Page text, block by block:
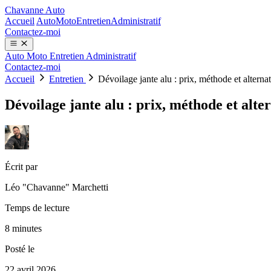
Chavanne Auto
Accueil AutoMotoEntretienAdministratif
Contactez-moi
Auto Moto Entretien Administratif
Contactez-moi
Accueil
Entretien Dévoilage jante alu : prix, méthode et
Dévoilage jante alu : prix, méthode et
Écrit par
Léo "Chavanne" Marchetti
Temps de lecture
8 minutes
Posté le